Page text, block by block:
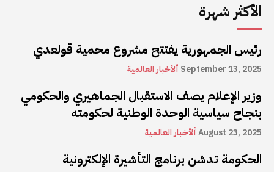
الأكثر شهرة
رئيس الجمهورية يفتتح مشروع محمية قولعدي
ألأخبار العالمية September 13, 2025
وزير الإعلام يصف الاستقبال الجماهيري والحكومي
بنجاح سياسية الوحدة الوطنية لحكومته
ألأخبار العالميةAugust 23, 2025
الحكومة تدشن برنامج التأشيرة الإلكترونية